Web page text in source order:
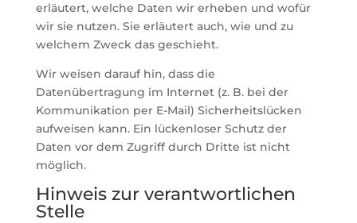
erläutert, welche Daten wir erheben und wofür
wir sie nutzen. Sie erläutert auch, wie und zu
welchem Zweck das geschieht.
Wir weisen darauf hin, dass die
Datenübertragung im Internet (z. B. bei der
Kommunikation per E-Mail) Sicherheitslücken
aufweisen kann. Ein lückenloser Schutz der
Daten vor dem Zugriff durch Dritte ist nicht
möglich.
Hinweis zur verantwortlichen
Stelle